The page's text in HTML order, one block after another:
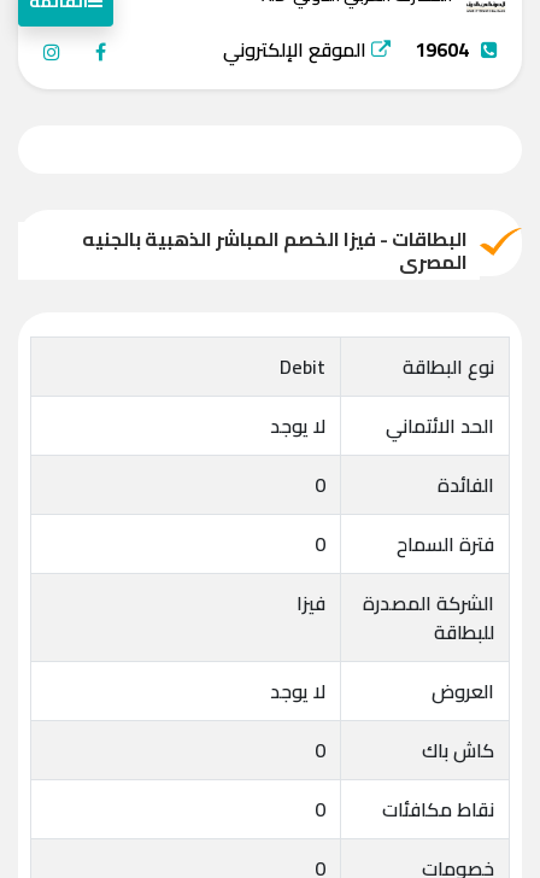
19604 الموقع الإلكتروني
البطاقات - فيزا الخصم المباشر الذهبية بالجنيه
المصرى
نوع البطاقة
Debit
الحد الائتماني
لا يوجد
الفائدة
0
فترة السماح
0
الشركة المصدرة
للبطاقة
فيزا
العروض
لا يوجد
كاش باك
0
نقاط مكافئات
0
خصومات
0